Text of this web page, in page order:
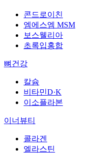
콘드로이친
엠에스엠 MSM
보스웰리아
초록입홍합
뼈건강
칼슘
비타민D·K
이소플라본
이너뷰티
콜라겐
엘라스틴